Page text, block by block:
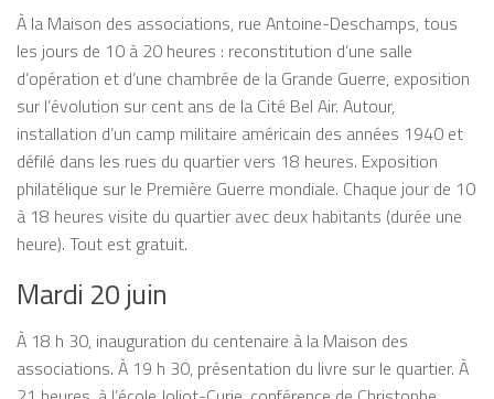
À la Maison des associations, rue Antoine-Deschamps, tous
les jours de 10 à 20 heures : reconstitution d’une salle
d’opération et d’une chambrée de la Grande Guerre, exposition
sur l’évolution sur cent ans de la Cité Bel Air. Autour,
installation d’un camp militaire américain des années 1940 et
défilé dans les rues du quartier vers 18 heures. Exposition
philatélique sur le Première Guerre mondiale. Chaque jour de 10
à 18 heures visite du quartier avec deux habitants (durée une
heure). Tout est gratuit.
Mardi 20 juin
À 18 h 30, inauguration du centenaire à la Maison des
associations. À 19 h 30, présentation du livre sur le quartier. À